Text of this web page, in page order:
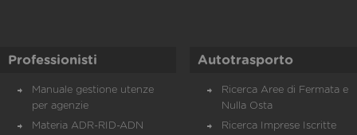
Professionisti
Manuale gestione utenze
per agenzie
Materia ADR-RID-ADN
Autotrasporto
Ricerca Aree di Fermata e
Nulla Osta
Ricerca Imprese Iscritte